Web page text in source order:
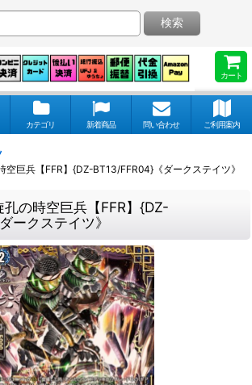
カート
検索
カテゴリ 新着商品 問い合わせ ご利用案内
空巨兵【FFR】{DZ-BT13/FFR04}《ダークステイツ》
孔の時空巨兵【FFR】{DZ-
ークステイツ》